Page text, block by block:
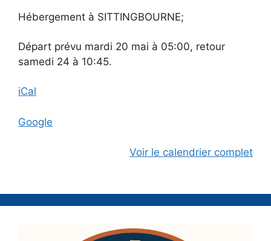
Hébergement à SITTINGBOURNE;
Départ prévu mardi 20 mai à 05:00, retour
samedi 24 à 10:45.
iCal
Google
Voir le calendrier complet